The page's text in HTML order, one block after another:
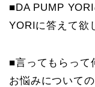
■DA PUMP
YORIに答えて欲
■言ってもらって
お悩みについて